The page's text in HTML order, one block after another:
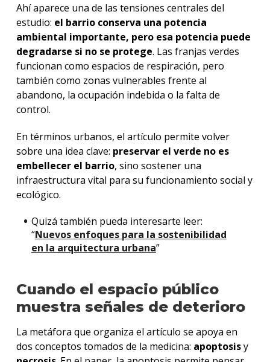
Ahí aparece una de las tensiones centrales del
estudio: el barrio conserva una potencia
ambiental importante, pero esa potencia puede
degradarse si no se protege. Las franjas verdes
funcionan como espacios de respiración, pero
también como zonas vulnerables frente al
abandono, la ocupación indebida o la falta de
control.
En términos urbanos, el artículo permite volver
sobre una idea clave: preservar el verde no es
embellecer el barrio, sino sostener una
infraestructura vital para su funcionamiento social y
ecológico.
Quizá también pueda interesarte leer:
“Nuevos enfoques para la sostenibilidad
en la arquitectura urbana”
Cuando el espacio público
muestra señales de deterioro
La metáfora que organiza el artículo se apoya en
dos conceptos tomados de la medicina: apoptosisy